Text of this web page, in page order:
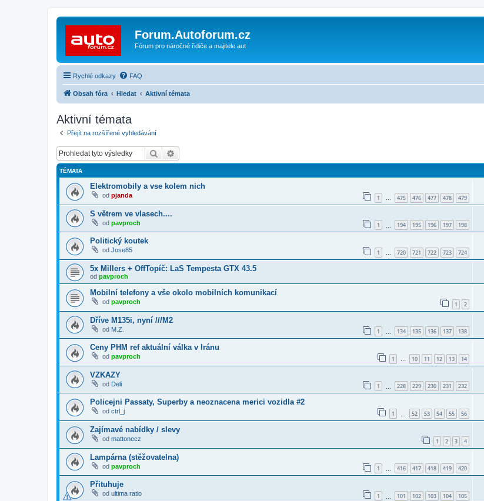
Forum.Autoforum.cz
Fórum pro náročné řidiče a majitele aut
Rychlé odkazy FAQ
Obsah fóra Hledat Aktivní témata
Aktivní témata
Přejít na rozšířené vyhledávání
Hledat
TÉMATA
Elektromobily a vse kolem nich
od pjanda 1 … 475 476 477 478 479
S větrem ve vlasech....
od pavproch 1 194 195 196 197 198
Politický koutek
od Jose85 1 … 720 721 722 723 724
5x Millers + OffTopíč: LaS Tempesta GTX 43.5
od pavproch
Mobilní telefony a vše okolo mobilních komunikací
od pavproch 1 2
Dříve M135i, nyní ///M2
od M.Z. 1 134 135 136 137 138
Ceny PHM ref aktuální válka v Iránu
od pavproch 1 … 10 11 12 13 14
VZKAZY
od Deli 1 228 229 230 231 232
Policejni Passaty, Superby a neoznacena merici vozidla #2
od ctrl_j 1 52 53 54 55 56
Zajímavé nabídky / slevy
od mattonecz 1 2 3 4
Lampárna (stěžovatelna)
od pavproch 1 416 417 418 419 420
Přituhuje
od ultima ratio 1 101 102 103 104 105